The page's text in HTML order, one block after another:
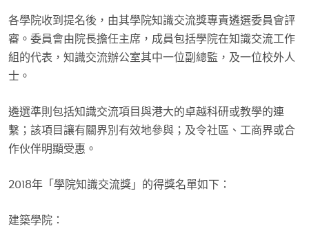
各學院收到提名後，由其學院知識交流獎專責遴選委員會評
審。委員會由院長擔任主席，成員包括學院在知識交流工作
組的代表，知識交流辦公室其中一位副總監，及一位校外人
士。
遴選準則包括知識交流項目與港大的卓越科研或教學的連
繫；該項目讓有關界別有效地參與；及令社區、工商界或合
作伙伴明顯受惠。
2018年「學院知識交流獎」的得獎名單如下：
建築學院：